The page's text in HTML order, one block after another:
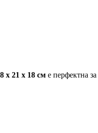
x 21 x 18 см е перфектна